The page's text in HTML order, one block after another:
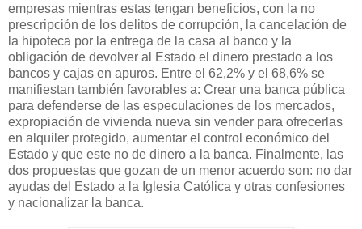
empresas mientras estas tengan beneficios, con la no
prescripción de los delitos de corrupción, la cancelación de
la hipoteca por la entrega de la casa al banco y la
obligación de devolver al Estado el dinero prestado a los
bancos y cajas en apuros. Entre el 62,2% y el 68,6% se
manifiestan también favorables a: Crear una banca pública
para defenderse de las especulaciones de los mercados,
expropiación de vivienda nueva sin vender para ofrecerlas
en alquiler protegido, aumentar el control económico del
Estado y que este no de dinero a la banca. Finalmente, las
dos propuestas que gozan de un menor acuerdo son: no dar
ayudas del Estado a la Iglesia Católica y otras confesiones
y nacionalizar la banca.